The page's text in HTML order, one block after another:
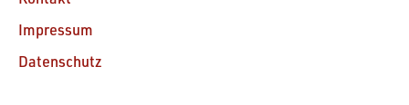
Impressum
Datenschutz